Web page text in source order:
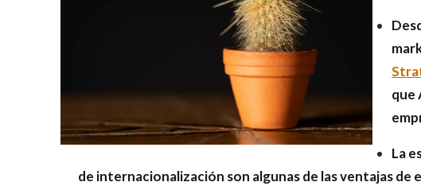
que
La
de internacionalización son algunas de las ventajas de